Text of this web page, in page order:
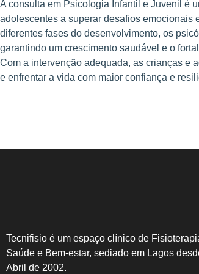
A consulta em Psicologia Infantil e Juvenil é
adolescentes a superar desafios emocionais
diferentes fases do desenvolvimento, os
garantindo um crescimento saudável e o
Com a intervenção adequada, as crianças e
e enfrentar a vida com maior confiança e
Tecnifisio é um espaço clínico de
Saúde e Bem-estar, sediado em Lagos
Abril de 2002.